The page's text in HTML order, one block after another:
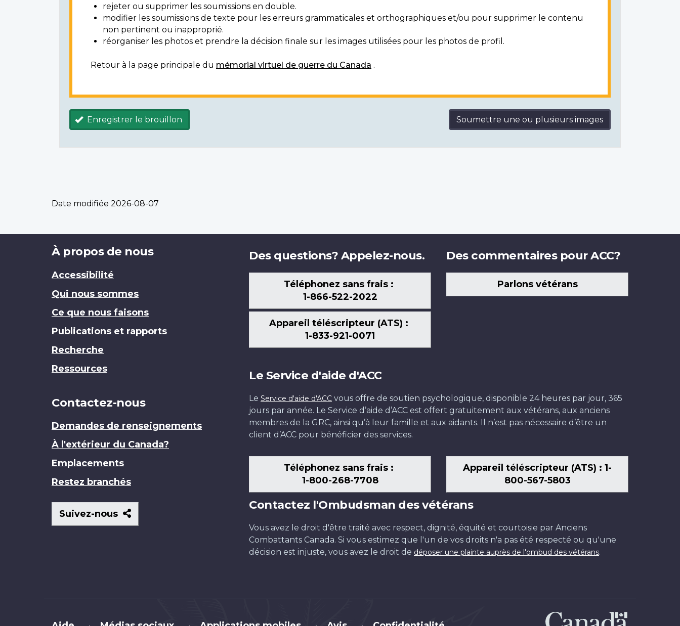
rejeter ou supprimer les soumissions en double.
modifier les soumissions de texte pour les erreurs grammaticales et orthographiques et/ou pour supprimer le contenu
non pertinent ou inapproprié.
réorganiser les photos et prendre la décision finale sur les images utilisées pour les photos de profil.
Retour à la page principale du mémorial virtuel de guerre du Canada .
Enregistrer le brouillon Soumettre une ou plusieurs images
Date modifiée 2026-08-07
Brand
À propos de nous
Accessibilité
Qui nous sommes
Ce que nous faisons
Publications et rapports
Recherche
Ressources
Contactez-nous
Demandes de renseignements
À l'extérieur du Canada?
Emplacements
Restez branchés
Suivez-nous
Suivez-
nous
Des questions? Appelez-nous.
Téléphonez sans frais :
1-866-522-2022
Appareil téléscripteur (ATS) :
1-833-921-0071
Des commentaires pour ACC?
Parlons vétérans
Le Service d'aide d'ACC
Le Service d'aide d'ACC vous offre de soutien psychologique, disponible 24 heures par jour, 365
jours par année. Le Service d’aide d’ACC est offert gratuitement aux vétérans, aux anciens
membres de la GRC, ainsi qu’à leur famille et aux aidants. Il n’est pas nécessaire d’être un
client d’ACC pour bénéficier des services.
Téléphonez sans frais :
1-800-268-7708
Appareil téléscripteur (ATS) : 1-
800-567-5803
Contactez l'Ombudsman des vétérans
Vous avez le droit d'être traité avec respect, dignité, équité et courtoisie par Anciens
Combattants Canada. Si vous estimez que l'un de vos droits n'a pas été respecté ou qu'une
décision est injuste, vous avez le droit de déposer une plainte auprès de l'ombud des vétérans.
Brand